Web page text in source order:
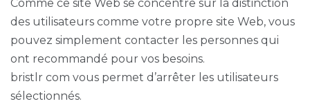
Comme ce site Web se concentre sur la distinction
des utilisateurs comme votre propre site Web, vous
pouvez simplement contacter les personnes qui
ont recommandé pour vos besoins.
bristlr com vous permet d’arrêter les utilisateurs
sélectionnés.